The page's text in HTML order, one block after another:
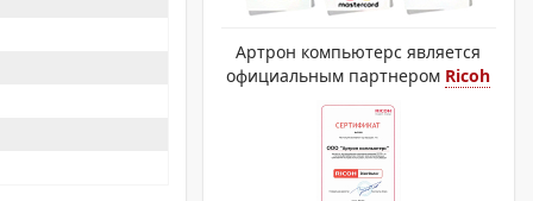
Артрон компьютерс является
официальным партнером Ricoh